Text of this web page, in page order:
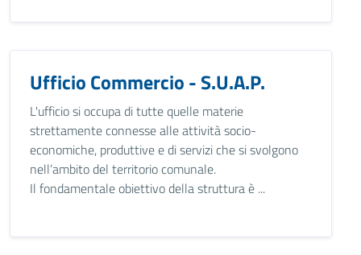
Ufficio Commercio - S.U.A.P.
L'ufficio si occupa di tutte quelle materie
strettamente connesse alle attività socio-
economiche, produttive e di servizi che si svolgono
nell’ambito del territorio comunale.
Il fondamentale obiettivo della struttura è ...